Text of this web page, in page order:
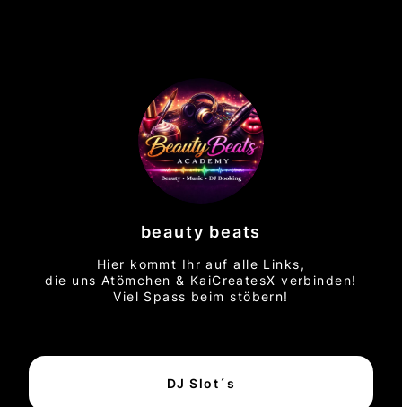
beauty beats
Hier kommt Ihr auf alle Links,
die uns Atömchen & KaiCreatesX verbinden!
Viel Spass beim stöbern!
DJ Slot´s